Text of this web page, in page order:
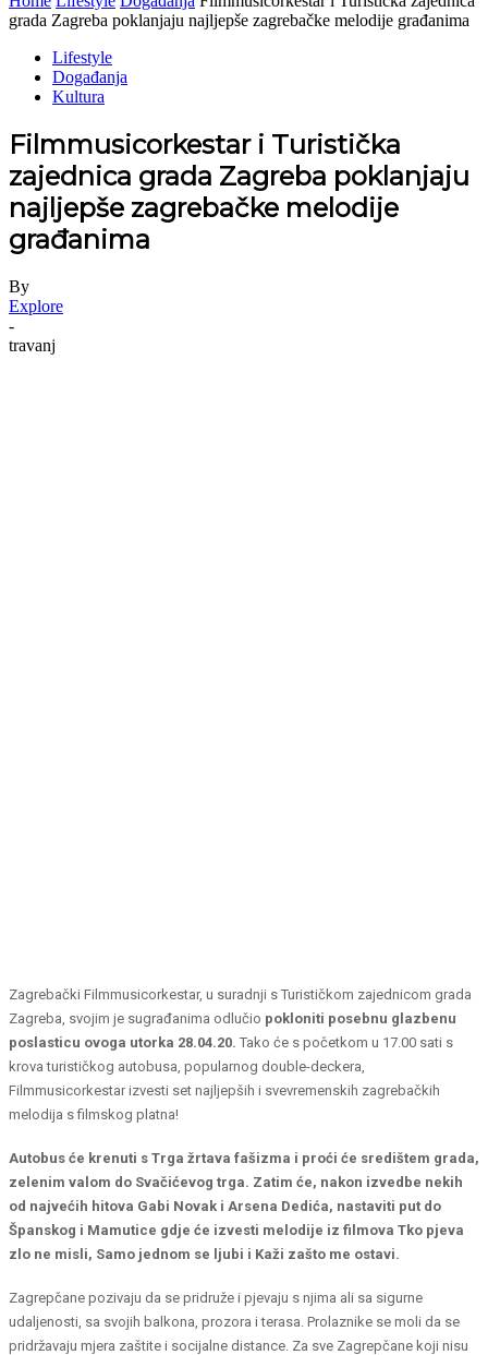
grada Zagreba poklanjaju najljepše zagrebačke melodije građanima
Lifestyle
Događanja
Kultura
Filmmusicorkestar i Turistička
zajednica grada Zagreba poklanjaju
najljepše zagrebačke melodije
građanima
By
Explore
-
travanj
Zagrebački Filmmusicorkestar, u suradnji s Turističkom zajednicom grada
Zagreba, svojim je sugrađanima odlučio pokloniti posebnu glazbenu
poslasticu ovoga utorka 28.04.20. Tako će s početkom u 17.00 sati s
krova turističkog autobusa, popularnog double-deckera,
Filmmusicorkestar izvesti set najljepših i svevremenskih zagrebačkih
melodija s filmskog platna!
Autobus će krenuti s Trga žrtava fašizma i proći će središtem grada,
zelenim valom do Svačićevog trga. Zatim će, nakon izvedbe nekih
od najvećih hitova Gabi Novak i Arsena Dedića, nastaviti put do
Španskog i Mamutice gdje će izvesti melodije iz filmova Tko pjeva
zlo ne misli, Samo jednom se ljubi i Kaži zašto me ostavi.
Zagrepčane pozivaju da se pridruže i pjevaju s njima ali sa sigurne
udaljenosti, sa svojih balkona, prozora i terasa. Prolaznike se moli da se
pridržavaju mjera zaštite i socijalne distance. Za sve Zagrepčane koji nisu